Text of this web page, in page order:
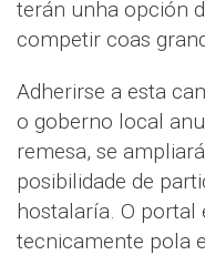
terán unha opción
competir coas
Adherirse a esta
o goberno local
remesa, se
posibilidade de
hostalaría. O portal
tecnicamente pola